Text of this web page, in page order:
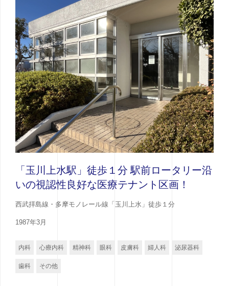
「玉川上水駅」徒歩１分 駅前ロータリー沿
いの視認性良好な医療テナント区画！
西武拝島線・多摩モノレール線「玉川上水」徒歩１分
1987年3月
内科 心療内科 精神科 眼科 皮膚科 婦人科 泌尿器科
歯科 その他